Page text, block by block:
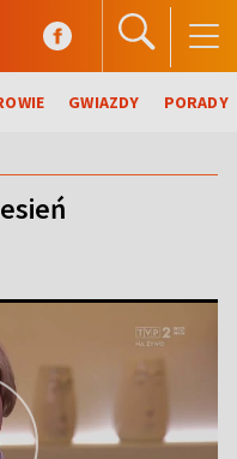
GWIAZDY PORADY